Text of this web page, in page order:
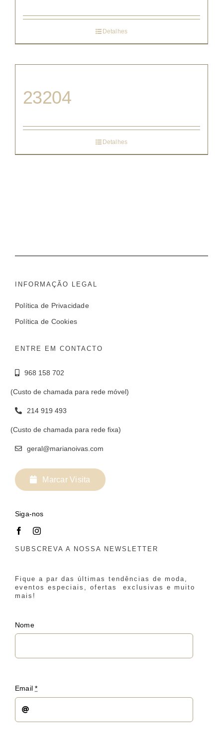
Detalhes
23204
Detalhes
INFORMAÇÃO LEGAL
Política de Privacidade
Política de Cookies
ENTRE EM CONTACTO
968 158 702
(Custo de chamada para rede móvel)
214 919 493
(Custo de chamada para rede fixa)
geral@marianoivas.com
Marcar Visita
Siga-nos
SUBSCREVA A NOSSA NEWSLETTER
Fique a par das últimas tendências de moda,
eventos especiais, ofertas exclusivas e muito
mais!
Nome
Email*